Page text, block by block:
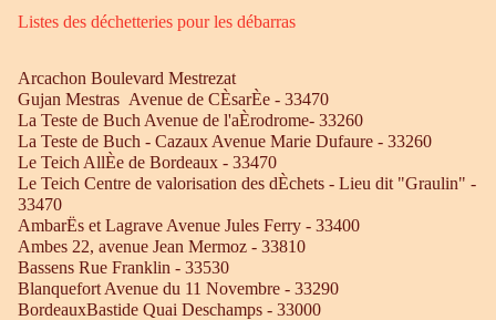
Listes des déchetteries pour les débarras
Arcachon Boulevard Mestrezat
Gujan Mestras Avenue de CÈsarÈe - 33470
La Teste de Buch Avenue de l'aÈrodrome- 33260
La Teste de Buch - Cazaux Avenue Marie Dufaure - 33260
Le Teich AllÈe de Bordeaux - 33470
Le Teich Centre de valorisation des dÈchets - Lieu dit "Graulin" -
33470
AmbarËs et Lagrave Avenue Jules Ferry - 33400
Ambes 22, avenue Jean Mermoz - 33810
Bassens Rue Franklin - 33530
Blanquefort Avenue du 11 Novembre - 33290
BordeauxBastide Quai Deschamps - 33000